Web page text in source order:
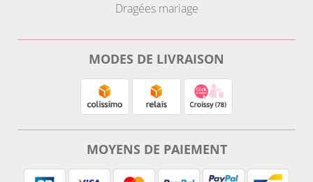
Dragées mariage
MODES DE LIVRAISON
MOYENS DE PAIEMENT